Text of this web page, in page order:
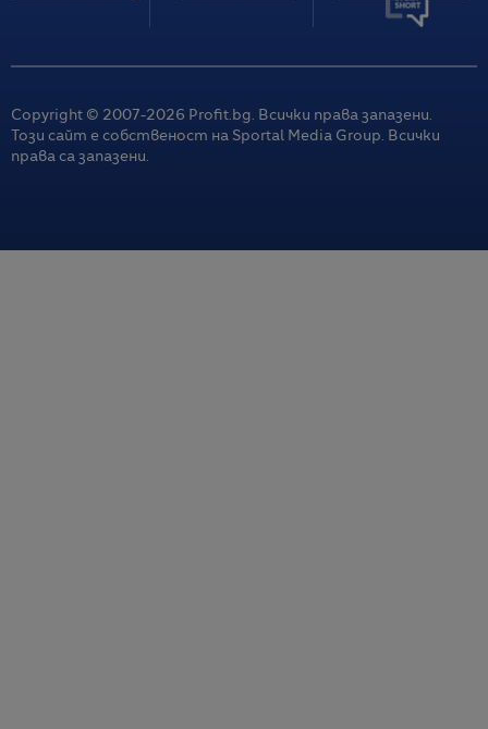
Copyright © 2007-2026 Profit.bg. Всички права запазени.
Този сайт е собственост на Sportal Media Group. Всички
права са запазени.